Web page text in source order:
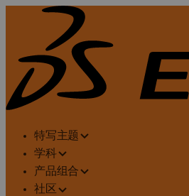
特写主题
学科
产品组合
社区